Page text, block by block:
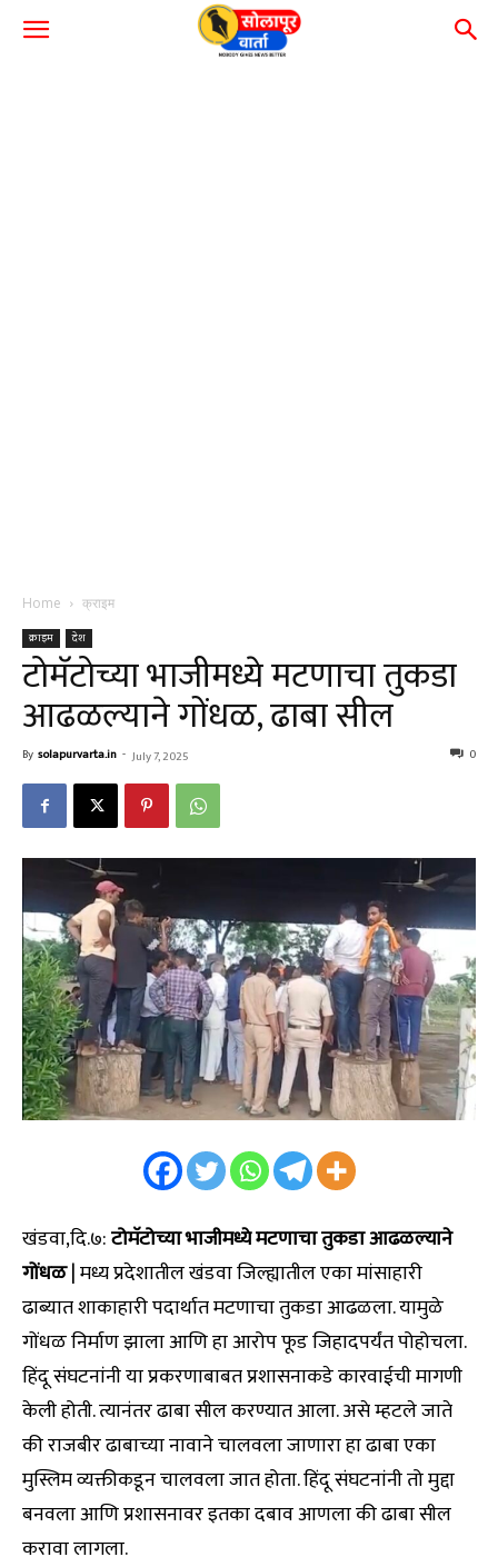
Home क्राइम
क्राइम देश
टोमॅटोच्या भाजीमध्ये मटणाचा तुकडा
आढळल्याने गोंधळ, ढाबा सील
By solapurvarta.in - July 7, 2025 0
खंडवा,दि.७:टोमॅटोच्या भाजीमध्ये मटणाचा तुकडा आढळल्याने
गोंधळ| मध्य प्रदेशातील खंडवा जिल्ह्यातील एका मांसाहारी
ढाब्यात शाकाहारी पदार्थात मटणाचा तुकडा आढळला. यामुळे
गोंधळ निर्माण झाला आणि हा आरोप फूड जिहादपर्यंत पोहोचला.
हिंदू संघटनांनी या प्रकरणाबाबत प्रशासनाकडे कारवाईची मागणी
केली होती. त्यानंतर ढाबा सील करण्यात आला. असे म्हटले जाते
की राजबीर ढाबाच्या नावाने चालवला जाणारा हा ढाबा एका
मुस्लिम व्यक्तीकडून चालवला जात होता. हिंदू संघटनांनी तो मुद्दा
बनवला आणि प्रशासनावर इतका दबाव आणला की ढाबा सील
करावा लागला.